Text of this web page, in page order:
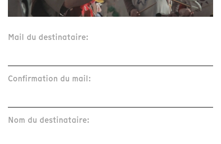
Mail du destinataire:
Confirmation du mail:
Nom du destinataire: